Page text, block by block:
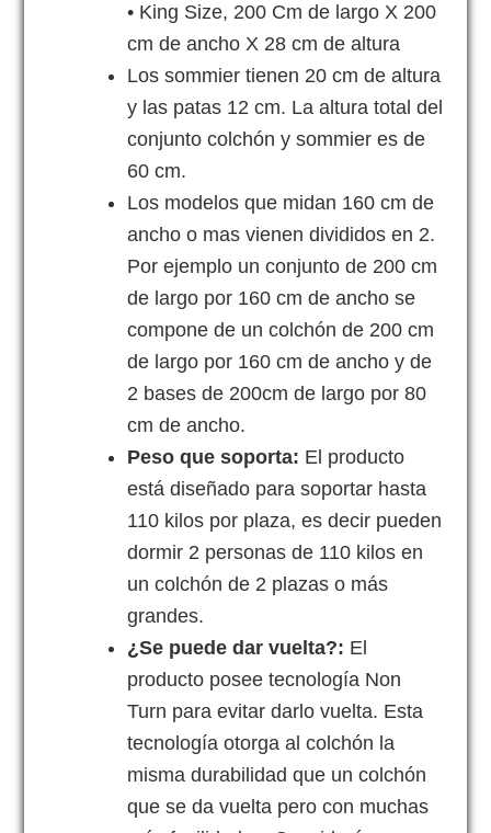
• King Size, 200 Cm de largo X 200
cm de ancho X 28 cm de altura
Los sommier tienen 20 cm de altura
y las patas 12 cm. La altura total del
conjunto colchón y sommier es de
60 cm.
Los modelos que midan 160 cm de
ancho o mas vienen divididos en 2.
Por ejemplo un conjunto de 200 cm
de largo por 160 cm de ancho se
compone de un colchón de 200 cm
de largo por 160 cm de ancho y de
2 bases de 200cm de largo por 80
cm de ancho.
Peso que soporta: El producto
está diseñado para soportar hasta
110 kilos por plaza, es decir pueden
dormir 2 personas de 110 kilos en
un colchón de 2 plazas o más
grandes.
¿Se puede dar vuelta?: El
producto posee tecnología Non
Turn para evitar darlo vuelta. Esta
tecnología otorga al colchón la
misma durabilidad que un colchón
que se da vuelta pero con muchas